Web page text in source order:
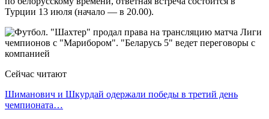
Турции 13 июля (начало — в 20.00).
Сейчас читают
Шиманович и Шкурдай одержали победы в третий день
чемпионата…